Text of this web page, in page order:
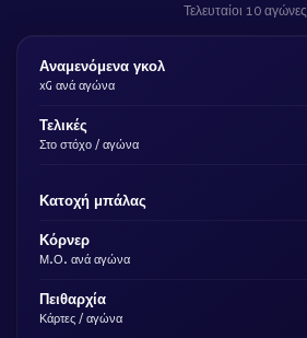
Τελευταίοι 10 αγώνες
Αναμενόμενα γκολ
xG ανά αγώνα
Τελικές
Στο στόχο / αγώνα
Κατοχή μπάλας
Κόρνερ
Μ.Ο. ανά αγώνα
Πειθαρχία
Κάρτες / αγώνα